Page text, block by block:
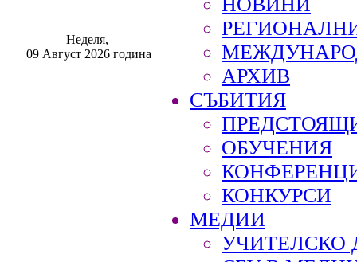
Неделя,
09 Август 2026 година
АРХИВ
СЪБИТИЯ
ОБУЧЕНИЯ
КОНКУРСИ
МЕДИИ
УЧИТЕЛСКО